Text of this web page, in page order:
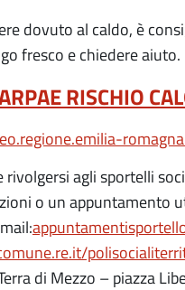
dovuto al caldo, è
fresco e chiedere aiuto.
RISCHIO
rivolgersi agli sportelli
o un appuntamento
di Mezzo – piazza